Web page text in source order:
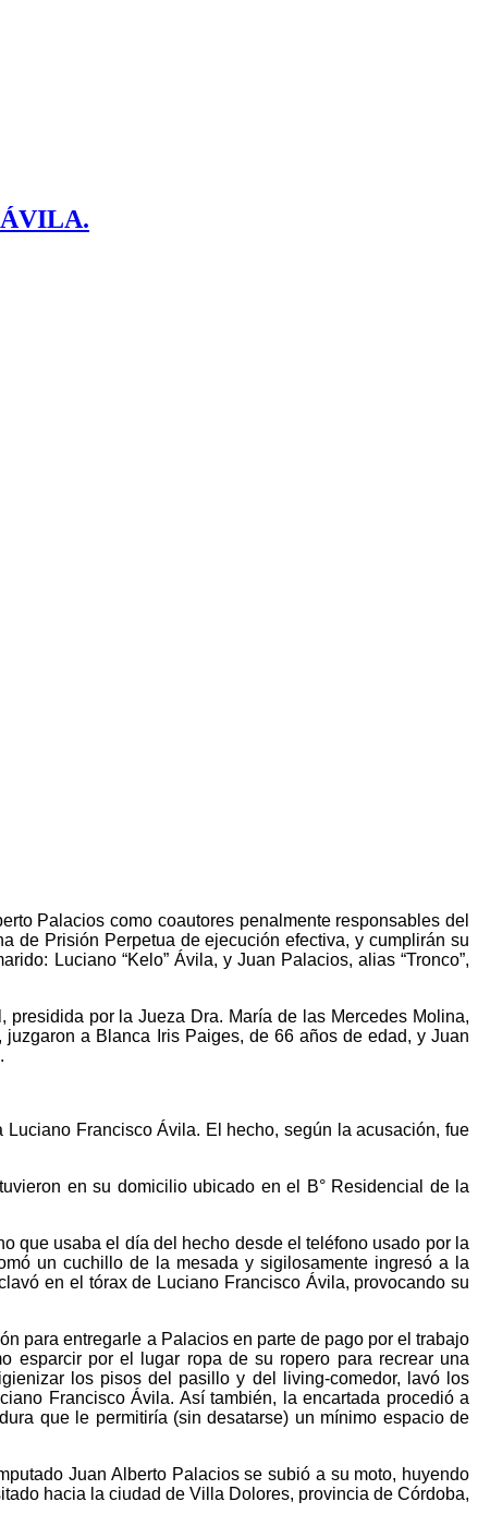
Palacios como coautores penalmente responsables del
de Prisión Perpetua de ejecución efectiva, y cumplirán su
Luciano “Kelo” Ávila, y Juan Palacios, alias “Tronco”,
por la Jueza Dra. María de las Mercedes Molina,
a Blanca Iris Paiges, de 66 años de edad, y Juan
Francisco Ávila. El hecho, según la acusación, fue
en su domicilio ubicado en el B° Residencial de la
que usaba el día del hecho desde el teléfono usado por la
un cuchillo de la mesada y sigilosamente ingresó a la
en el tórax de Luciano Francisco Ávila, provocando su
para entregarle a Palacios en parte de pago por el trabajo
esparcir por el lugar ropa de su ropero para recrear una
los pisos del pasillo y del living-comedor, lavó los
Francisco Ávila. Así también, la encartada procedió a
que le permitiría (sin desatarse) un mínimo espacio de
Juan Alberto Palacios se subió a su moto, huyendo
hacia la ciudad de Villa Dolores, provincia de Córdoba,